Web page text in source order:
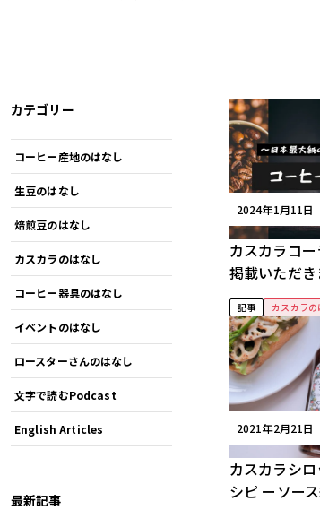
カスカラコ
掲載いただき
2024年1月11日
記事 カスカラの
カスカラシ
シピ ーソー
2021年2月21日
カテゴリー
コーヒー産地のはなし
生豆のはなし
焙煎豆のはなし
カスカラのはなし
コーヒー器具のはなし
イベントのはなし
ロースターさんのはなし
文字で読むPodcast
English Articles
最新記事